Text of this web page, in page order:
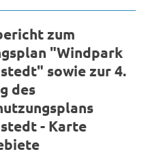
zum
"Windpark
sowie zur 4.
des
- Karte